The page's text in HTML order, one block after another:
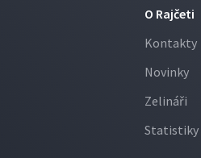
O Rajčeti
Kontakty
Novinky
Zelináři
Statistiky